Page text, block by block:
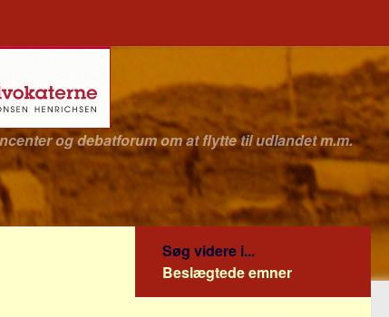
og debatforum om at flytte til udlandet m.m.
Søg videre i...
Beslægtede emner